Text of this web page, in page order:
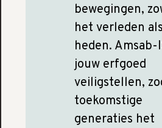
bewegingen,
het verleden
heden. Amsab-
jouw erfgoed
veiligstellen,
toekomstige
generaties het